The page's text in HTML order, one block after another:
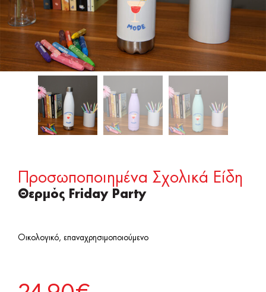
Προσωποποιημένα Σχολικά Είδη
Θερμός Friday Party
Οικολογικό, επαναχρησιμοποιούμενο